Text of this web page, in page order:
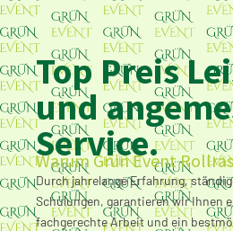
Top Preis
und
Service.
Warum Grün Event
Durch jahrelange Erfahrung,
Schulungen, garantieren wir Ihnen
fachgerechte Arbeit und ein